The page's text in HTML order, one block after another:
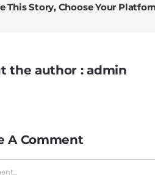
This Story, Choose Your
the author : admin
A Comment